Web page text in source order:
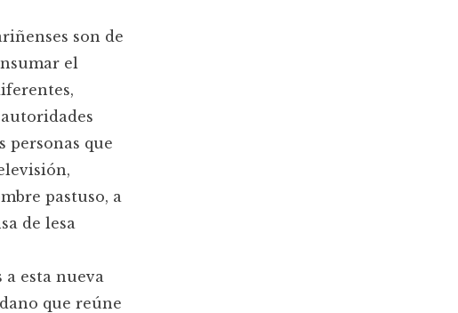
son de
el
personas que
pastuso, a
de lesa
esta nueva
que reúne